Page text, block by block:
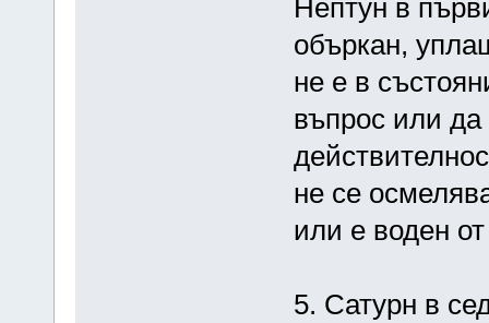
Нептун в
объркан,
не е в
въпрос или да
не се
или е воден
5. Сатурн в